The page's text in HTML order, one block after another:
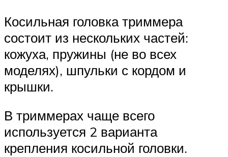
Косильная головка триммера
состоит из нескольких частей:
кожуха, пружины (не во всех
моделях), шпульки с кордом и
крышки.
В триммерах чаще всего
используется 2 варианта
крепления косильной головки.